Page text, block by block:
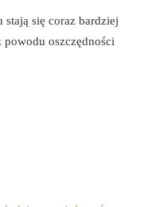
się coraz bardziej
oszczędności